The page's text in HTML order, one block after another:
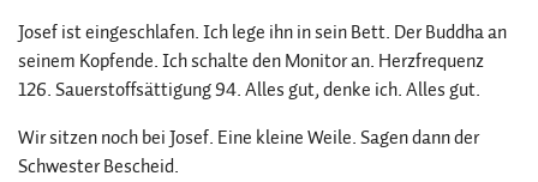
Josef ist eingeschlafen. Ich lege ihn in sein Bett. Der Buddha an
seinem Kopfende. Ich schalte den Monitor an. Herzfrequenz
126. Sauerstoffsättigung 94. Alles gut, denke ich. Alles gut.
Wir sitzen noch bei Josef. Eine kleine Weile. Sagen dann der
Schwester Bescheid.